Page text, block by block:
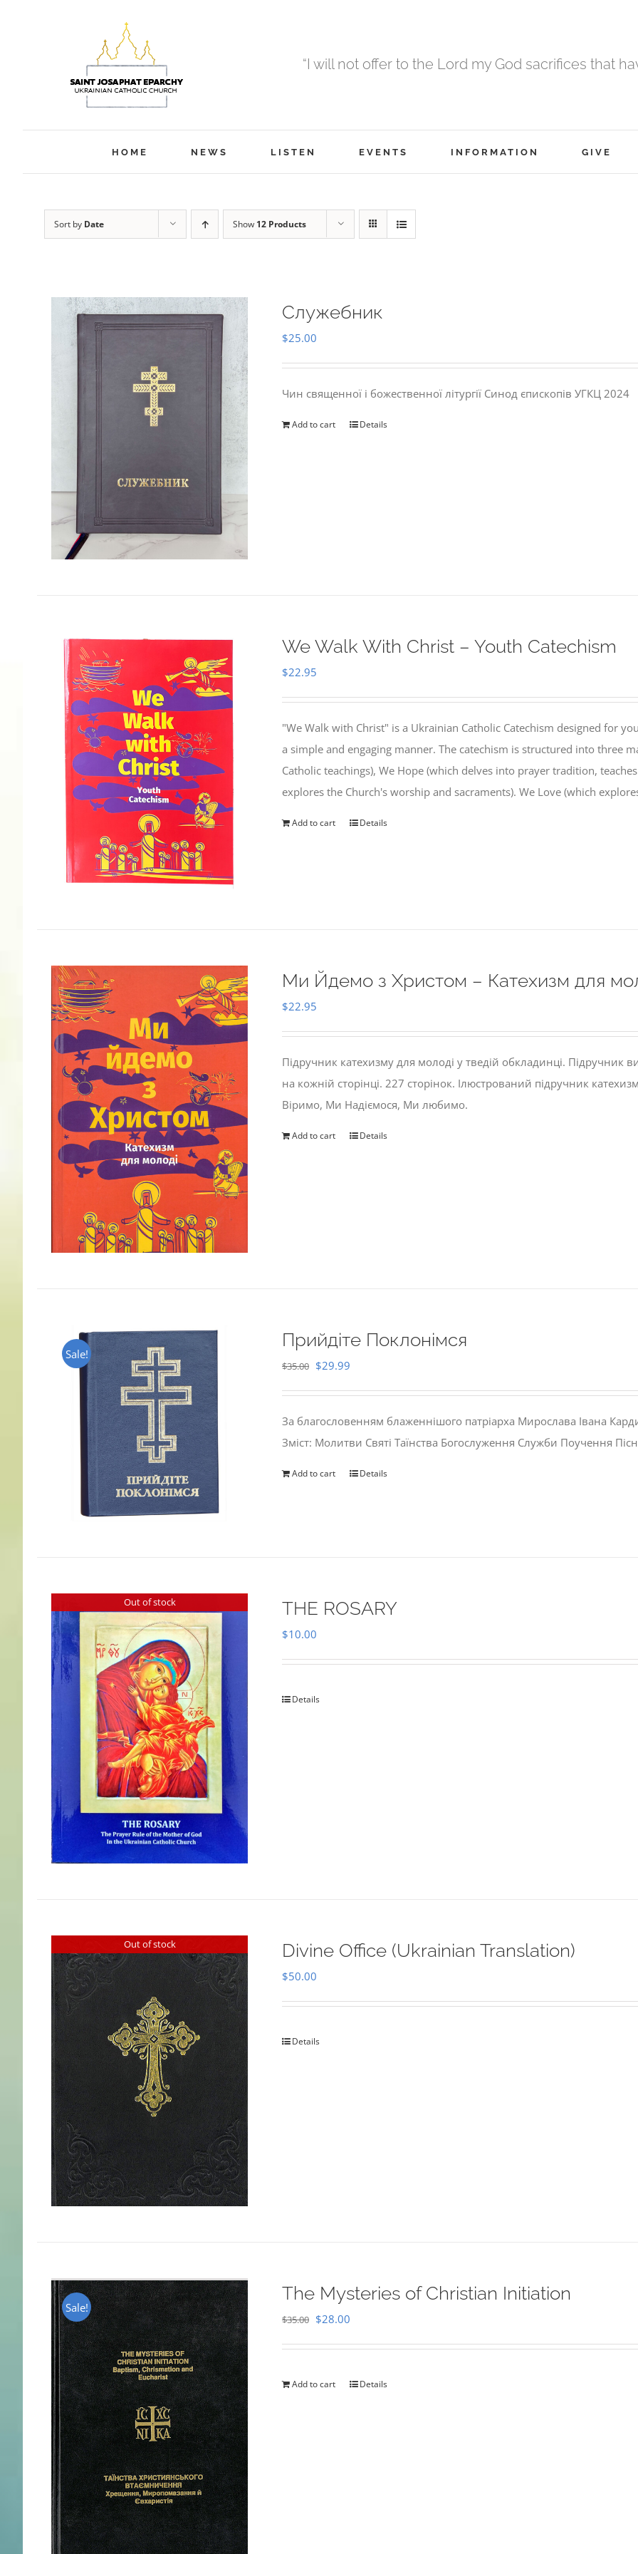
“I will not offer to the Lord my God sacrifices that
HOME NEWS LISTEN EVENTS INFORMATION GIVE
Sort by Date Show 12 Products
Служебник
$25.00
Чин священної і божественної літургії Синод єпископів УГКЦ 2024
Add to cart Details
We Walk With Christ – Youth Catechism
$22.95
"We Walk with Christ" is a Ukrainian Catholic Catechism designed for
a simple and engaging manner. The catechism is structured into three
Catholic teachings), We Hope (which delves into prayer tradition,
explores the Church's worship and sacraments). We Love (which
Add to cart Details
Ми Йдемо з Христом – Катехизм для
$22.95
Підручник катехизму для молоді у тведій обкладинці.
на кожній сторінці. 227 сторінок. Ілюстрований підручник
Віримо, Ми Надіємося, Ми любимо.
Add to cart Details
Sale!
Прийдіте Поклонімся
$35.00 Original
$35.00.
$29.99
$29.99.
За благословенням блаженнішого патріарха Мирослава Івана
Зміст: Молитви Святі Таїнства Богослуження Служби Поучення
Add to cart Details
Out of stock THE ROSARY
$10.00
Details
Out of stock Divine Office (Ukrainian Translation)
$50.00
Details
Sale!
The Mysteries of Christian Initiation
$35.00 Original
$35.00.
$28.00
$28.00.
Add to cart Details